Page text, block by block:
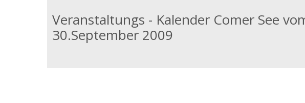
Veranstaltungs - Kalender Comer See
30.September 2009